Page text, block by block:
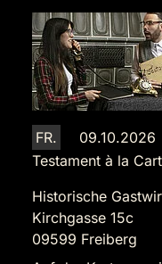
FR.
Testament à la
Historische
Kirchgasse 15c
09599 Freiberg